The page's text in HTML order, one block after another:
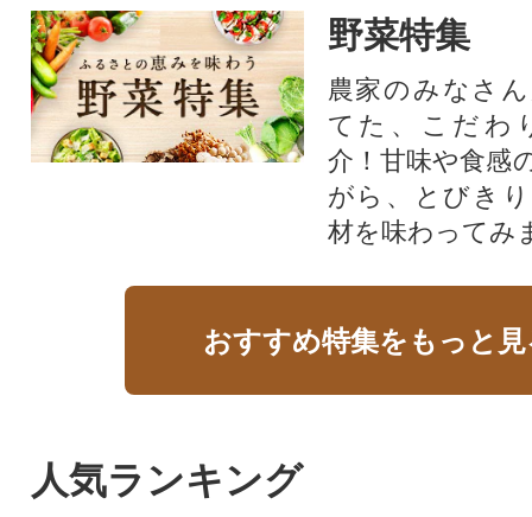
野菜特集
農家のみなさ
てた、こだわ
介！甘味や食感
がら、とびき
材を味わってみ
おすすめ特集をもっと
人気ランキング